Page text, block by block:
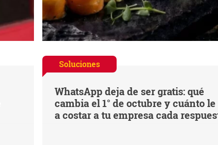
Soluciones
WhatsApp deja de ser gratis: qué
cambia el 1° de octubre y cuánto le
a costar a tu empresa cada